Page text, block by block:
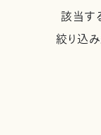
該当す
絞り込